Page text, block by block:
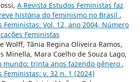
A Revista Estudos Feministas faz
história do feminismo no Brasil ,
Feministas: Vol. 12, ano 2004, Número
Feministas
Wolff, Tânia Regina Oliveira Ramos,
Minella, Mara Coelho de Souza Lago,
mundo: trinta anos fazendo gênero ,
Feministas: v. 32 n. 1 (2024)